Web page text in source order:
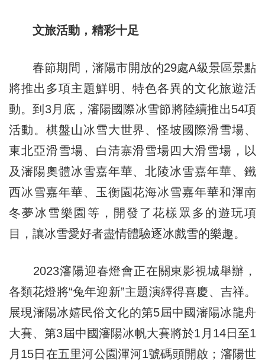
文旅活動，精彩十足
春節期間，瀋陽市開放的29處A級景區景點
將推出多項主題鮮明、特色各異的文化旅遊活
動。到3月底，瀋陽國際冰雪節將陸續推出54項
活動。棋盤山冰雪大世界、怪坡國際滑雪場、
東北亞滑雪場、白清寨滑雪場四大滑雪場，以
及瀋陽奧體冰雪嘉年華、北陵冰雪嘉年華、鐵
西冰雪嘉年華、玉衡園花海冰雪嘉年華和渾南
冬夢冰雪樂園等，開發了花樣眾多的遊玩項
目，讓冰雪愛好者盡情體驗逐冰戲雪的樂趣。
2023瀋陽迎春燈會正在關東影視城舉辦，
各類花燈將“兔年迎新”主題演繹得喜慶、吉祥。
展現瀋陽冰嬉民俗文化的第5屆中國瀋陽冰龍舟
大賽、第3屆中國瀋陽冰帆大賽將於1月14日至1
月 15日在五里河公園渾河1號碼頭開啟；瀋陽世